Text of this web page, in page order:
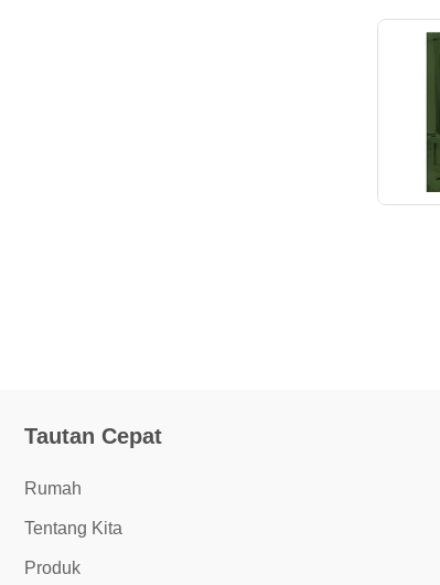
Tautan Cepat
Rumah
Tentang Kita
Produk